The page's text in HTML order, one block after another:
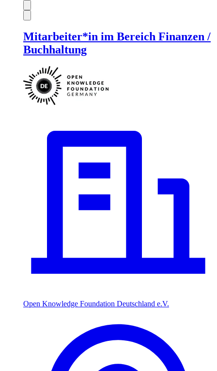
Mitarbeiter*in im Bereich Finanzen /
Buchhaltung
Open Knowledge Foundation Deutschland e.V.